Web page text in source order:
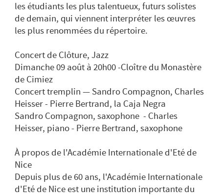
les étudiants les plus talentueux, futurs solistes
de demain, qui viennent interpréter les œuvres
les plus renommées du répertoire.
Concert de Clôture, Jazz
Dimanche 09 août à 20h00 -Cloître du Monastère
de Cimiez
Concert tremplin — Sandro Compagnon, Charles
Heisser - Pierre Bertrand, la Caja Negra
Sandro Compagnon, saxophone - Charles
Heisser, piano - Pierre Bertrand, saxophone
À propos de l'Académie Internationale d'Eté de
Nice
Depuis plus de 60 ans, l'Académie Internationale
d'Eté de Nice est une institution importante du